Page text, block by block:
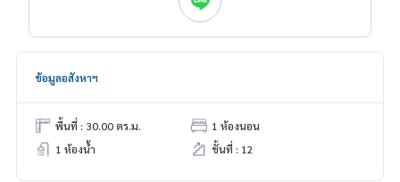
ข้อมูลอสังหาฯ
พื้นที่ : 30.00 ตร.ม.
1 ห้องนอน
1 ห้องน้ำ
ชั้นที่ : 12